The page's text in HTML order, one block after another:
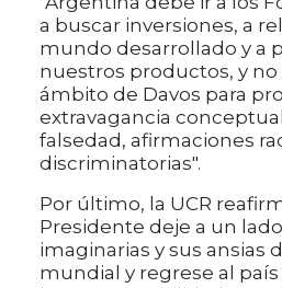
a buscar inversiones, a
mundo desarrollado y a
nuestros productos, y no
ámbito de Davos para
extravagancia
falsedad, afirmaciones
discriminatorias".
Por último, la UCR
Presidente deje a un
imaginarias y sus ansias
mundial y regrese al